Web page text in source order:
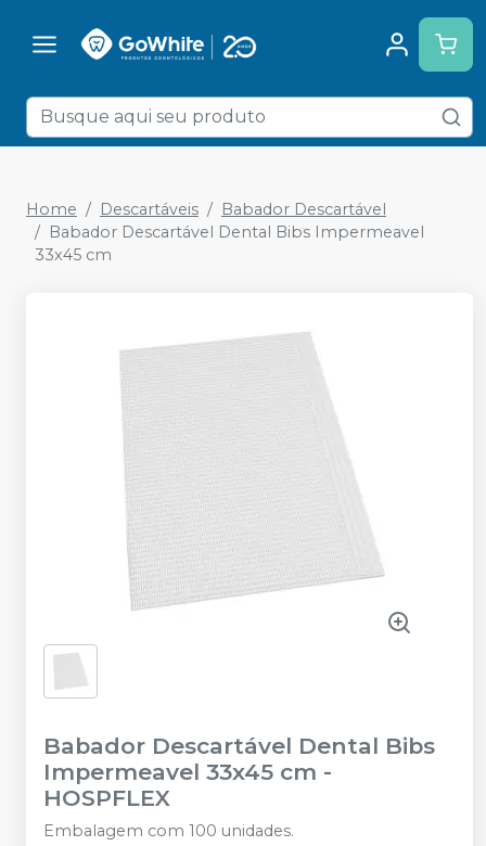
Home Descartáveis
Babador Descartável
Babador Descartável Dental Bibs Impermeavel
33x45 cm
Babador Descartável Dental Bibs
Impermeavel 33x45 cm -
HOSPFLEX
Embalagem com 100 unidades.